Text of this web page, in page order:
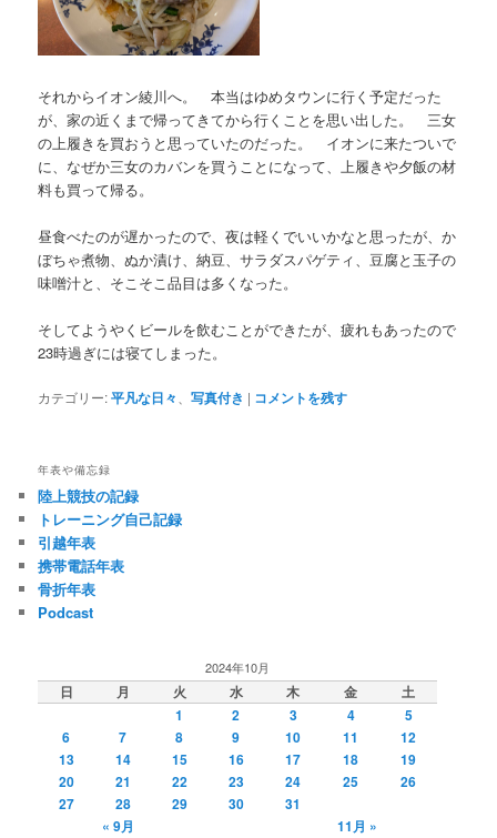
それからイオン綾川へ。 本当はゆめタウンに行く予定だった
が、家の近くまで帰ってきてから行くことを思い出した。 三女
の上履きを買おうと思っていたのだった。 イオンに来たついで
に、なぜか三女のカバンを買うことになって、上履きや夕飯の材
料も買って帰る。
昼食べたのが遅かったので、夜は軽くでいいかなと思ったが、か
ぼちゃ煮物、ぬか漬け、納豆、サラダスパゲティ、豆腐と玉子の
味噌汁と、そこそこ品目は多くなった。
そしてようやくビールを飲むことができたが、疲れもあったので
23時過ぎには寝てしまった。
カテゴリー:平凡な日々 、写真付き | コメントを残す
年表や備忘録
陸上競技の記録
トレーニング自己記録
引越年表
携帯電話年表
骨折年表
Podcast
2024年10月
日 月 火 水 木 金
土
1
2 3 4
5
6
7 8 9 10 11
12
13
14 15 16 17 18
19
20
21 22 23 24 25
26
27
28 29 30
31
« 9月
11月 »